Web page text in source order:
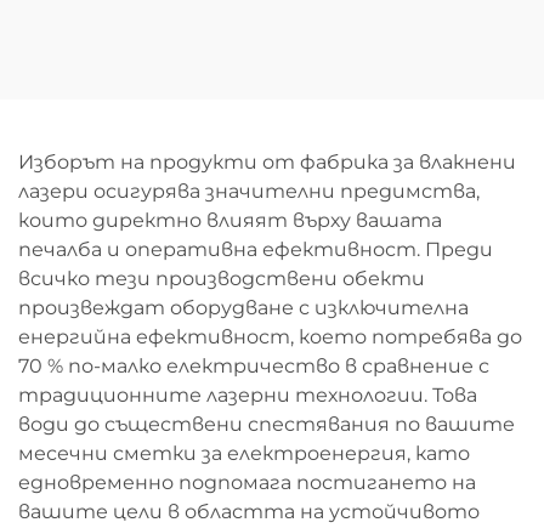
Изборът на продукти от фабрика за влакнени
лазери осигурява значителни предимства,
които директно влияят върху вашата
печалба и оперативна ефективност. Преди
всичко тези производствени обекти
произвеждат оборудване с изключителна
енергийна ефективност, което потребява до
70 % по-малко електричество в сравнение с
традиционните лазерни технологии. Това
води до съществени спестявания по вашите
месечни сметки за електроенергия, като
едновременно подпомага постигането на
вашите цели в областта на устойчивото